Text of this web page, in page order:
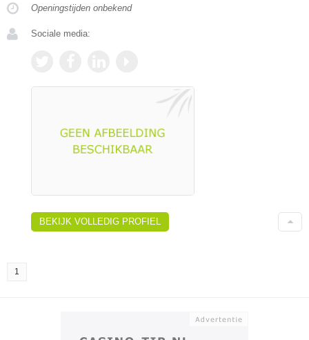
Openingstijden onbekend
Sociale media:
BEKIJK VOLLEDIG PROFIEL
1